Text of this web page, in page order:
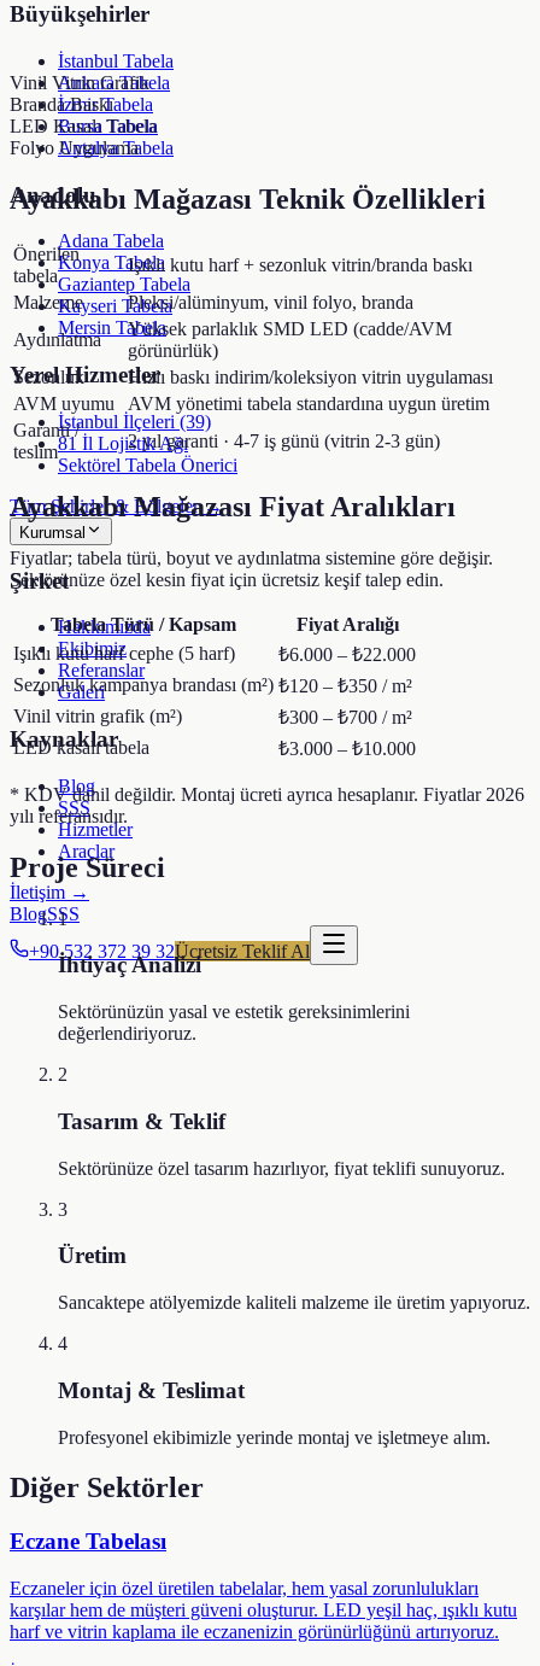
Büyükşehirler
İstanbul Tabela
Ankara Tabela
İzmir Tabela
Bursa Tabela
Antalya Tabela
Anadolu
Adana Tabela
Konya Tabela
Gaziantep Tabela
Kayseri Tabela
Mersin Tabela
Yerel Hizmetler
İstanbul İlçeleri (39)
81 İl Lojistik Ağı
Sektörel Tabela Önerici
Tüm Şehirler & Bölgeler →
Kurumsal
Şirket
Hakkımızda
Ekibimiz
Referanslar
Galeri
Kaynaklar
Blog
SSS
Hizmetler
Araçlar
İletişim →
BlogSSS
+90 532 372 39 32Ücretsiz Teklif Al
Vinil Vitrin Grafik
Branda Baskı
LED Kasalı Tabela
Folyo Uygulama
Ayakkabı Mağazası Teknik Özellikleri
Önerilen
tabela
Işıklı kutu harf + sezonluk vitrin/branda baskı
Malzeme
Pleksi/alüminyum, vinil folyo, branda
Aydınlatma
Yüksek parlaklık SMD LED (cadde/AVM
görünürlük)
Sezonluk
Hızlı baskı indirim/koleksiyon vitrin uygulaması
AVM uyumu
AVM yönetimi tabela standardına uygun üretim
Garanti /
teslim
2 yıl garanti · 4-7 iş günü (vitrin 2-3 gün)
Ayakkabı Mağazası Fiyat Aralıkları
Fiyatlar; tabela türü, boyut ve aydınlatma sistemine göre değişir.
Sektörünüze özel kesin fiyat için ücretsiz keşif talep edin.
Tabela Türü / Kapsam
Fiyat Aralığı
Işıklı kutu harf cephe (5 harf)
₺6.000 – ₺22.000
Sezonluk kampanya brandası (m²) ₺120 – ₺350 / m²
Vinil vitrin grafik (m²)
₺300 – ₺700 / m²
LED kasalı tabela
₺3.000 – ₺10.000
* KDV dahil değildir. Montaj ücreti ayrıca hesaplanır. Fiyatlar 2026
yılı referansıdır.
Proje Süreci
1
İhtiyaç Analizi
Sektörünüzün yasal ve estetik gereksinimlerini
değerlendiriyoruz.
2
Tasarım & Teklif
Sektörünüze özel tasarım hazırlıyor, fiyat teklifi sunuyoruz.
3
Üretim
Sancaktepe atölyemizde kaliteli malzeme ile üretim yapıyoruz.
4
Montaj & Teslimat
Profesyonel ekibimizle yerinde montaj ve işletmeye alım.
Diğer Sektörler
Eczane Tabelası
Eczaneler için özel üretilen tabelalar, hem yasal zorunlulukları
karşılar hem de müşteri güveni oluşturur. LED yeşil haç, ışıklı kutu
harf ve vitrin kaplama ile eczanenizin görünürlüğünü artırıyoruz.